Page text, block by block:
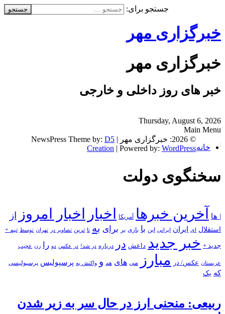
جستجو برای:
خبرگزاری مهر
خبرگزاری مهر
خبر های روز داخلی و خارجی
Thursday, August 6, 2026
Main Menu
خانه
سخنگوی دولت
| ها آخرین خبرها آمریکا اخبار اخبار امروز از
استقلال ای ایران ایرانی این با بازی بر برای به تا ترین تصاویر در تهران توسط تیم +
جدید + خبر جدید داعش در درباره در شد! در عکس دو را زن عجیب
عربستان عکس/ در مبارز می های هم و واکنش به پرسپولیس پرسپولیسی
که یک
ربیعی: منحنی ارز در حال سر به زیر شدن
© 2026: خبرگزاری مهر | NewsPress Theme by:
D5
Creation | Powered by: WordPress